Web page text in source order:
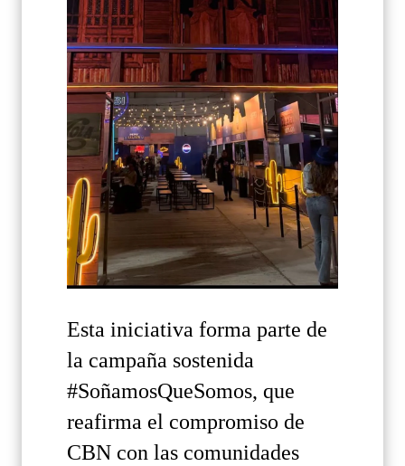
Esta iniciativa forma parte de
la campaña sostenida
#SoñamosQueSomos, que
reafirma el compromiso de
CBN con las comunidades